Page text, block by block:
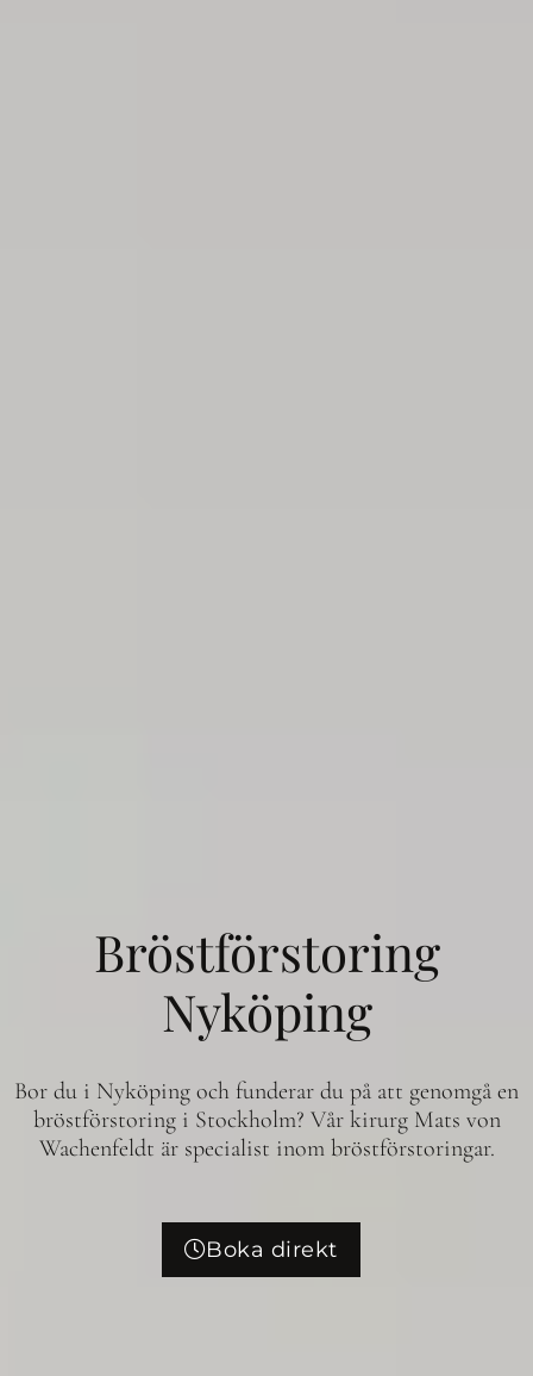
Bröstförstoring
Nyköping
Bor du i Nyköping och funderar du på att genomgå en
bröstförstoring i Stockholm? Vår kirurg Mats von
Wachenfeldt är specialist inom bröstförstoringar.
Boka direkt